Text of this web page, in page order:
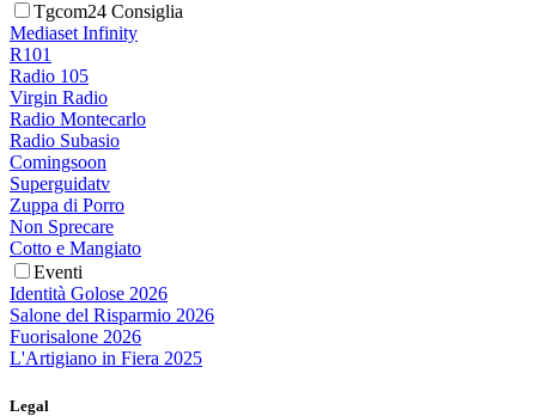
Tgcom24 Consiglia
Mediaset Infinity
R101
Radio 105
Virgin Radio
Radio Montecarlo
Radio Subasio
Comingsoon
Superguidatv
Zuppa di Porro
Non Sprecare
Cotto e Mangiato
Eventi
Identità Golose 2026
Salone del Risparmio 2026
Fuorisalone 2026
L'Artigiano in Fiera 2025
Legal